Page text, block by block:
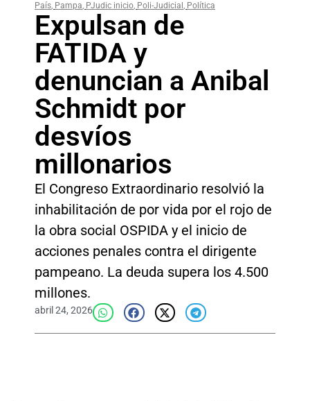
País, Pampa, PJudic inicio, Poli-Judicial , Política
Expulsan de
FATIDA y
denuncian a Anibal
Schmidt por
desvíos
millonarios
El Congreso Extraordinario resolvió la
inhabilitación de por vida por el rojo de
la obra social OSPIDA y el inicio de
acciones penales contra el dirigente
pampeano. La deuda supera los 4.500
millones.
abril 24, 2026